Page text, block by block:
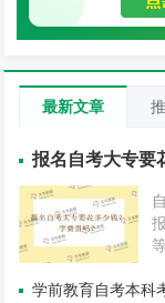
最新文章
报名自考大专要
学前教育自考本科